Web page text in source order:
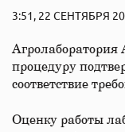
3:51, 22 СЕНТЯБРЯ
процедуру
соответствие
Оценку работы